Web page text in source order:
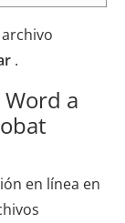
.
a
en línea en